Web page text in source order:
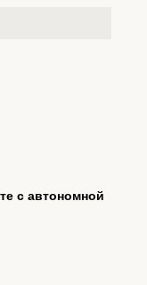
с автономной